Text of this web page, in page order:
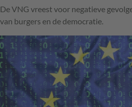
De VNG vreest voor negatieve
van burgers en de democratie.